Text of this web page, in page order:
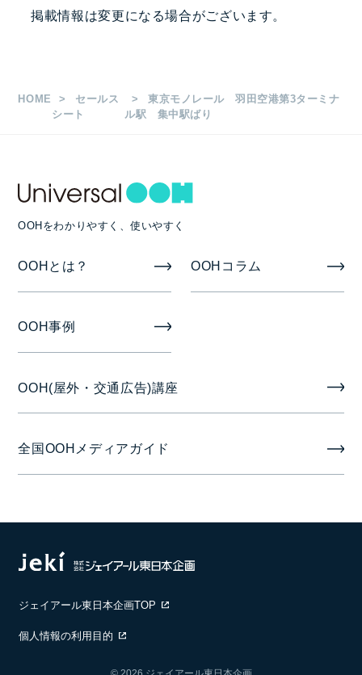
Ｂ0 12枚
7日
品）
掲載情報は変更になる場合がございます。
HOME
セールス
シート
東京モノレール 羽田空港第3ターミナ
ル駅 集中駅ばり
OOHをわかりやすく、使いやすく
OOHとは？ OOHコラム
OOH事例
OOH(屋外・交通広告)講座
全国OOHメディアガイド
ジェイアール東日本企画TOP
個人情報の利用目的